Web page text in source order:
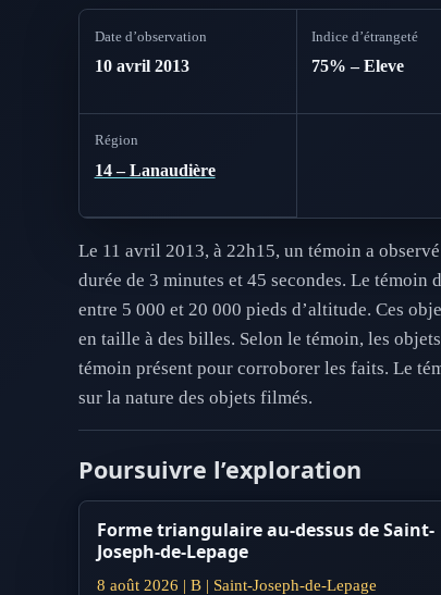
Date d’observation
10 avril 2013
Indice d’étrangeté
75% – Eleve
Région
14 – Lanaudière
Le 11 avril 2013, à 22h15, un témoin a
durée de 3 minutes et 45 secondes. Le
entre 5 000 et 20 000 pieds d’altitude. Ces
en taille à des billes. Selon le témoin, les
témoin présent pour corroborer les faits. Le
sur la nature des objets filmés.
Poursuivre l’exploration
Forme triangulaire au-dessus de Saint-
Joseph-de-Lepage
8 août 2026 | B | Saint-Joseph-de-Lepage